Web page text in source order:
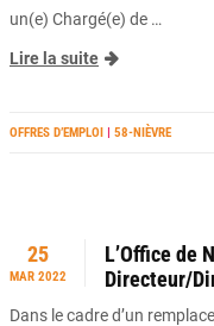
un(e) Chargé(e) de …
Lire la suite
OFFRES D’EMPLOI | 58-NIÈVRE
25
MAR 2022
L’Office de
Directeur/
Dans le cadre d’un